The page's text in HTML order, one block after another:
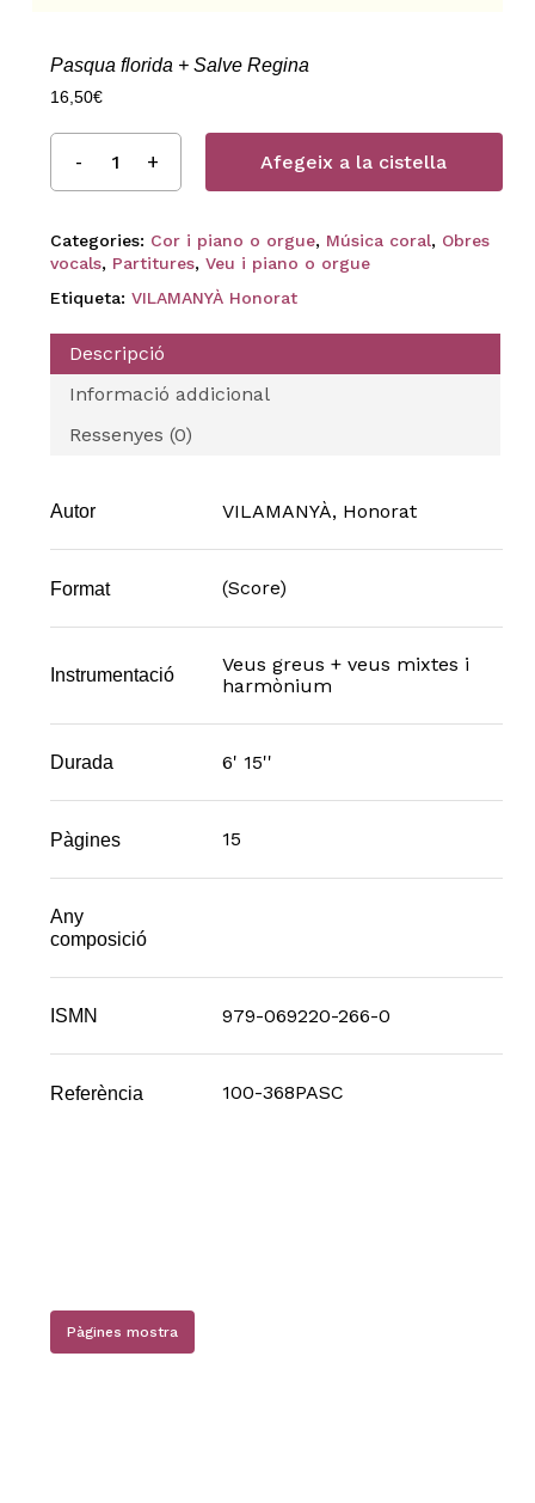
Pasqua florida + Salve Regina
16,50€
Afegeix a la cistella
Categories: Cor i piano o orgue, Música coral, Obres
vocals, Partitures, Veu i piano o orgue
Etiqueta: VILAMANYÀ Honorat
Descripció
Informació addicional
Ressenyes (0)
Autor VILAMANYÀ, Honorat
Format (Score)
Instrumentació
Veus greus + veus mixtes i
harmònium
Durada 6' 15''
Pàgines 15
Any
composició
ISMN 979-069220-266-0
Referència 100-368PASC
Pàgines mostra